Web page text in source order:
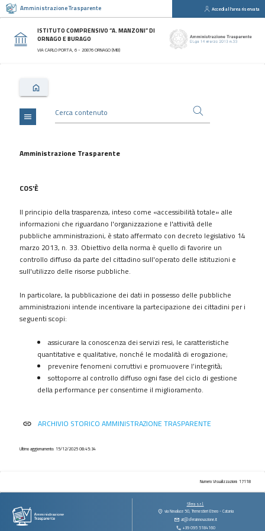
Amministrazione Trasparente Accedi all'area riservata
ISTITUTO COMPRENSIVO “A. MANZONI” DI
ORNAGO E BURAGO
VIA CARLO PORTA, 6 - 20876 ORNAGO (MB)
Sezioni
Disposizioni
Generali
Consulenti
collaboratori
Bandi
Performance
Enti
controllati
Attività
e
procedimenti
Controlli
sulle
contratti
contributi
vantaggi
immobili
e
menu
Amministrazione Trasparente
COS'È
Il principio della trasparenza, inteso come «accessibilità totale» alle
informazioni che riguardano l'organizzazione e l'attività delle
pubbliche amministrazioni, è stato affermato con decreto legislativo 14
marzo 2013, n. 33. Obiettivo della norma è quello di favorire un
controllo diffuso da parte del cittadino sull'operato delle istituzioni e
sull'utilizzo delle risorse pubbliche.
In particolare, la pubblicazione dei dati in possesso delle pubbliche
amministrazioni intende incentivare la partecipazione dei cittadini per i
seguenti scopi:
assicurare la conoscenza dei servizi resi, le caratteristiche
quantitative e qualitative, nonché le modalità di erogazione;
prevenire fenomeni corruttivi e promuovere l’integrità;
sottoporre al controllo diffuso ogni fase del ciclo di gestione
della performance per consentirne il miglioramento.
link ARCHIVIO STORICO AMMINISTRAZIONE TRASPARENTE
Ultimo aggiornamento: 15/12/2025 08:45:34
Numero Visualizzazioni: 17118
Sfera s.r.l.
via Novaluce 50, Tremestieri Etneo - Catania
at@sferainnovazione.it
+39 095 5184160